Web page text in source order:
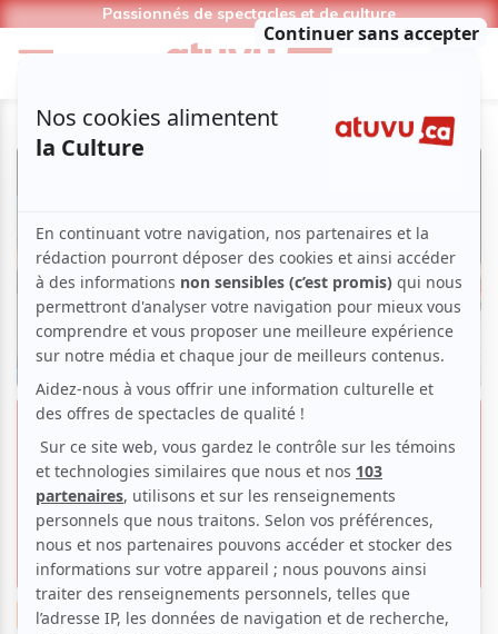
Passionnés de spectacles et de culture
Entrevues | Jamais Trop Tôt, un
projet pancanadien qui forme et
transforme la jeunesse
francophone
Musique Entrevue
Festival